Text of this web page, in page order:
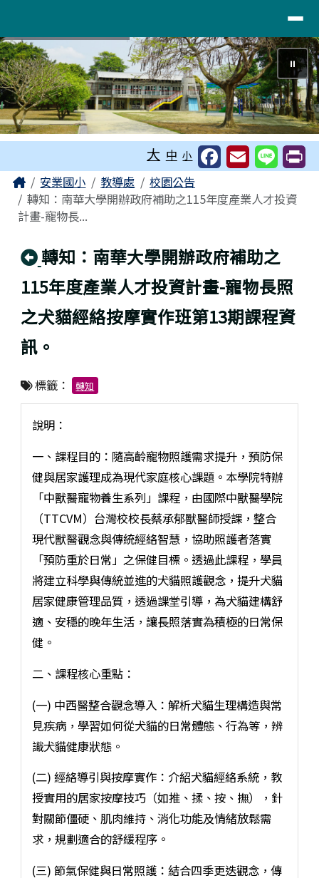
~活力柚香！臺南市麻豆區安業國民
⏸
大 中 小
主內容區域
Home安業國小 教導處
校園公告
轉知：南華大學開辦政府補助之115年度產業人才投資
計畫-寵物長...
回上頁
轉知：南華大學開辦政府補助之
115年度產業人才投資計畫-寵物長照
之犬貓經絡按摩實作班第13期課程資
訊。
標籤： 轉知
說明：
一、課程目的：隨高齡寵物照護需求提升，預防保
健與居家護理成為現代家庭核心課題。本學院特辦
「中獸醫寵物養生系列」課程，由國際中獸醫學院
（TTCVM）台灣校校長蔡承郁獸醫師授課，整合
現代獸醫觀念與傳統經絡智慧，協助照護者落實
「預防重於日常」之保健目標。透過此課程，學員
將建立科學與傳統並進的犬貓照護觀念，提升犬貓
居家健康管理品質，透過課堂引導，為犬貓建構舒
適、安穩的晚年生活，讓長照落實為積極的日常保
健。
二、課程核心重點：
(一) 中西醫整合觀念導入：解析犬貓生理構造與常
見疾病，學習如何從犬貓的日常體態、行為等，辨
識犬貓健康狀態。
(二) 經絡導引與按摩實作：介紹犬貓經絡系統，教
授實用的居家按摩技巧（如推、揉、按、撫），針
對關節僵硬、肌肉維持、消化功能及情緒放鬆需
求，規劃適合的舒緩程序。
(三) 節氣保健與日常照護：結合四季更迭觀念，傳
頁尾區域